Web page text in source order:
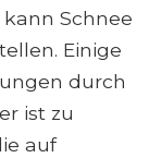
Schnee
Einige
durch
ist zu
auf